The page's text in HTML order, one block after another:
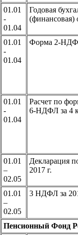
01.01
-
01.04
Годовая
(финансовая)
01.01
-
01.04
Форма 2-
01.01
-
01.04
Расчет по
6-НДФЛ за 4
01.01
–
02.05
Декларация
2017 г.
01.01
–
02.05
3 НДФЛ за
Пенсионный Фонд